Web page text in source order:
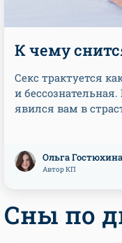
К чему
Секс трактуется
и
явился вам в
Ольга Гостюхина
Автор КП
Сны по